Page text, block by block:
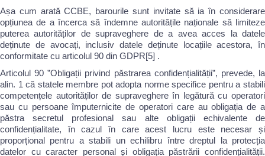
Așa cum arată CCBE, barourile sunt invitate să ia în considerare
opțiunea de a încerca să îndemne autoritățile naționale să limiteze
puterea autorităților de supraveghere de a avea acces la datele
deținute de avocați, inclusiv datele deținute locațiile acestora, în
conformitate cu articolul 90 din GDPR[5] .
Articolul 90 ”Obligații privind păstrarea confidențialității”, prevede, la
alin. 1 că statele membre pot adopta norme specifice pentru a stabili
competențele autorităților de supraveghere în legătură cu operatori
sau cu persoane împuternicite de operatori care au obligația de a
păstra secretul profesional sau alte obligații echivalente de
confidențialitate, în cazul în care acest lucru este necesar și
proporțional pentru a stabili un echilibru între dreptul la protecția
datelor cu caracter personal și obligația păstrării confidențialității.